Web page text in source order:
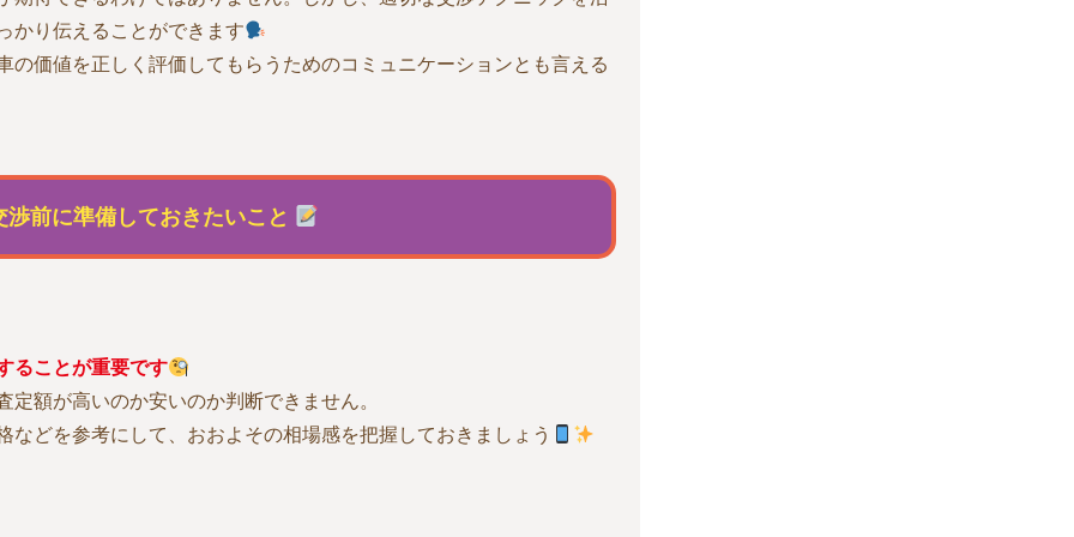
かり伝えることができます
価値を正しく評価してもらうためのコミュニケーションとも言える
前に準備しておきたいこと
ることが重要です
額が高いのか安いのか判断できません。
どを参考にして、おおよその相場感を把握しておきましょう